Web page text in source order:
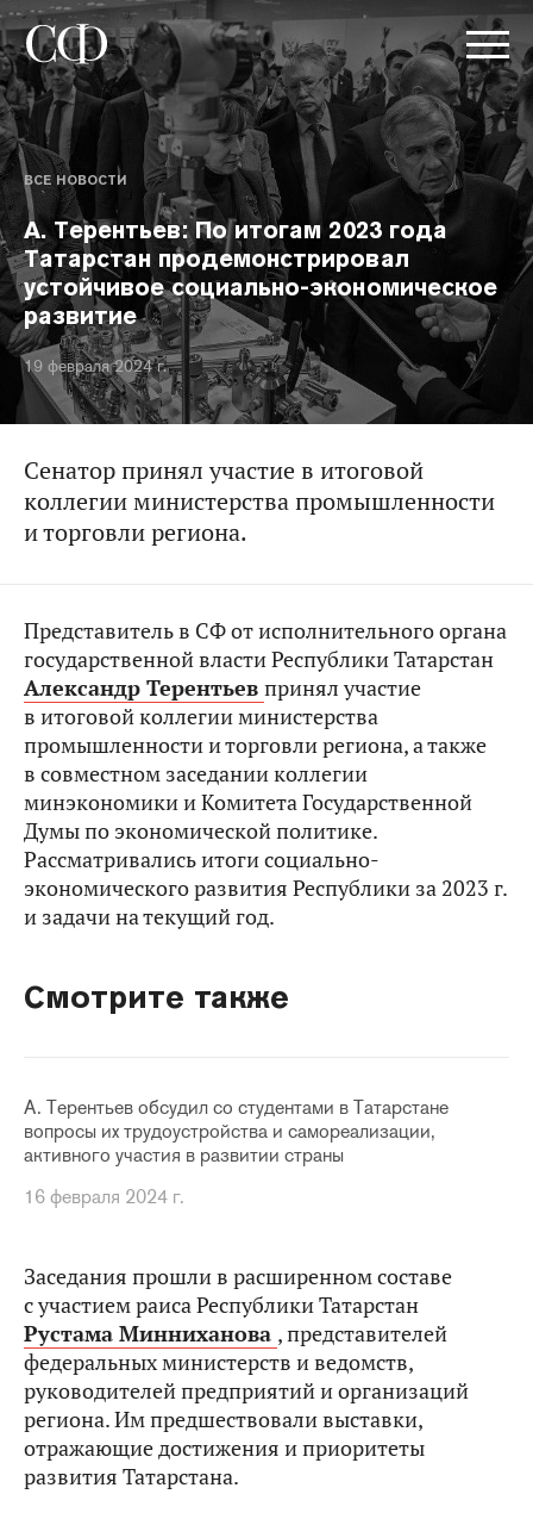
ВСЕ НОВОСТИ
А. Терентьев: По итогам 2023 года
Татарстан продемонстрировал
устойчивое социально-экономическое
развитие
19 февраля 2024 г.
Сенатор принял участие в итоговой
коллегии министерства промышленности
и торговли региона.
Представитель в СФ от исполнительного органа
государственной власти Республики Татарстан
Александр Терентьев принял участие
в итоговой коллегии министерства
промышленности и торговли региона, а также
в совместном заседании коллегии
минэкономики и Комитета Государственной
Думы по экономической политике.
Рассматривались итоги социально-
экономического развития Республики за 2023 г.
и задачи на текущий год.
Смотрите также
А. Терентьев обсудил со студентами в Татарстане
вопросы их трудоустройства и самореализации,
активного участия в развитии страны
16 февраля 2024 г.
Заседания прошли в расширенном составе
с участием раиса Республики Татарстан
Рустама Минниханова , представителей
федеральных министерств и ведомств,
руководителей предприятий и организаций
региона. Им предшествовали выставки,
отражающие достижения и приоритеты
развития Татарстана.